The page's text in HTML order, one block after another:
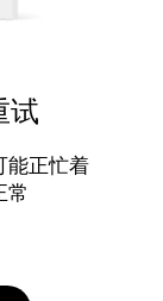
试
能正忙着
常